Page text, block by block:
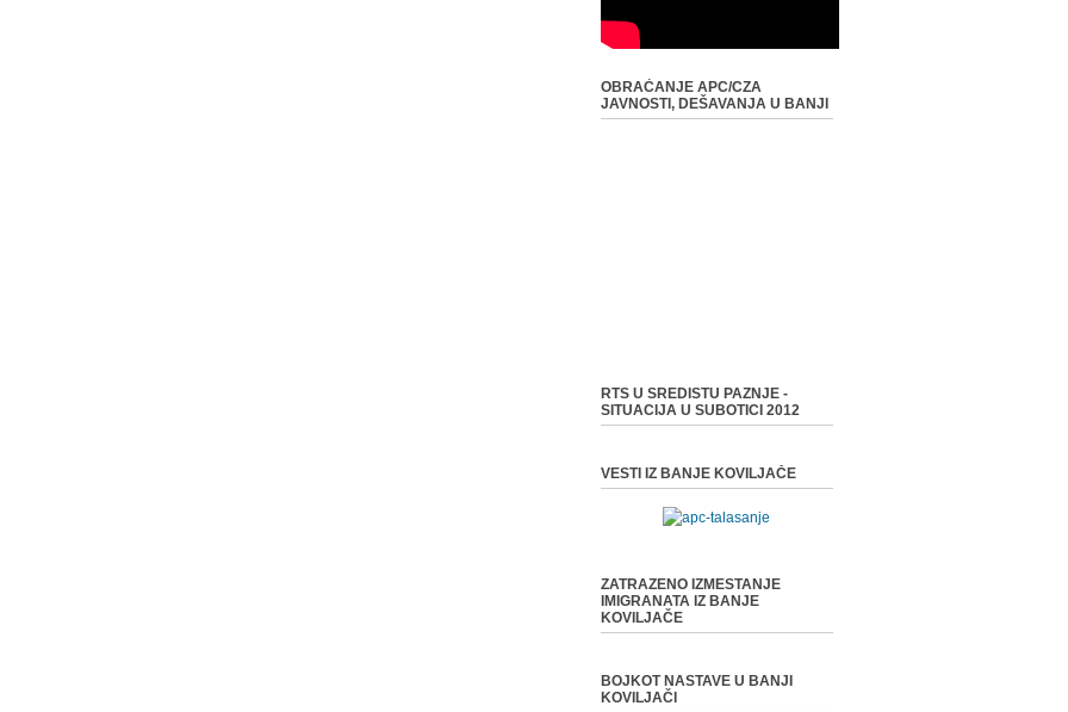
OBRAĆANJE APC/CZA
JAVNOSTI, DEŠAVANJA U BANJI
RTS U SREDISTU PAZNJE -
SITUACIJA U SUBOTICI 2012
VESTI IZ BANJE KOVILJAČE
ZATRAZENO IZMESTANJE
IMIGRANATA IZ BANJE
KOVILJAČE
BOJKOT NASTAVE U BANJI
KOVILJAČI